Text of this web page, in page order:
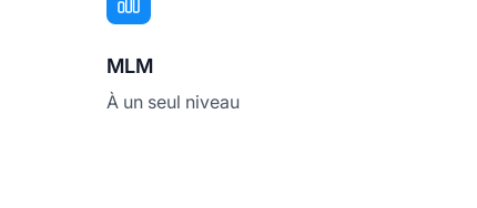
MLM
À un seul niveau